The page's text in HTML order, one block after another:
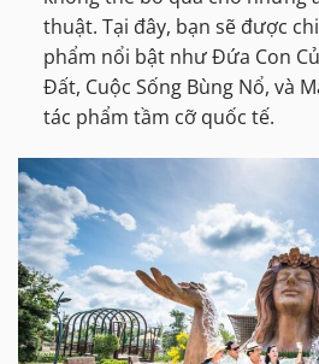
thuật. Tại đây, bạn sẽ được
phẩm nổi bật như Đứa Con
Đất, Cuộc Sống Bùng Nổ, và
tác phẩm tầm cỡ quốc tế.